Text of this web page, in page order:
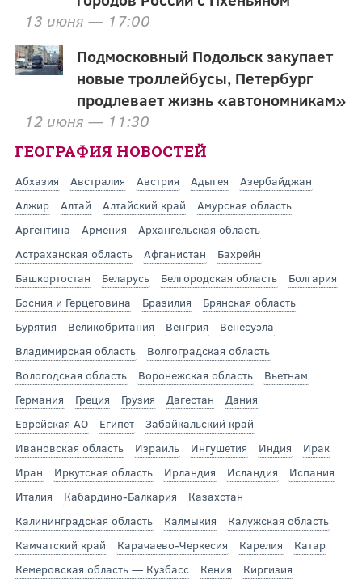
13 июня — 17:00
Подмосковный Подольск закупает
новые троллейбусы, Петербург
продлевает жизнь «автономникам»
12 июня — 11:30
ГЕОГРАФИЯ НОВОСТЕЙ
Абхазия Австралия Австрия Адыгея
Азербайджан
Алжир
Алтай Алтайский край
Амурская область
Аргентина
Армения
Архангельская область
Астраханская область
Афганистан
Бахрейн
Башкортостан
Беларусь Белгородская область
Болгария
Босния и Герцеговина
Бразилия
Брянская область
Бурятия
Великобритания Венгрия
Венесуэла
Владимирская область
Волгоградская область
Вологодская область
Воронежская область
Вьетнам
Германия
Греция Грузия Дагестан
Дания
Еврейская АО
Египет
Забайкальский край
Ивановская область
Израиль Ингушетия Индия
Ирак
Иран
Иркутская область Ирландия Исландия
Испания
Италия
Кабардино-Балкария
Казахстан
Калининградская область
Калмыкия
Калужская область
Камчатский край
Карачаево-Черкесия Карелия
Катар
Кемеровская область — Кузбасс
Кения
Киргизия